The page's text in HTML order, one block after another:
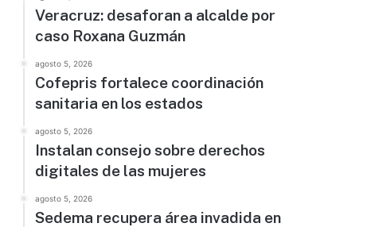
Veracruz: desaforan a alcalde por
caso Roxana Guzmán
agosto 5, 2026
Cofepris fortalece coordinación
sanitaria en los estados
agosto 5, 2026
Instalan consejo sobre derechos
digitales de las mujeres
agosto 5, 2026
Sedema recupera área invadida en